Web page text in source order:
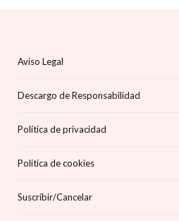
Aviso Legal
Descargo de Responsabilidad
Política de privacidad
Política de cookies
Suscríbir/Cancelar